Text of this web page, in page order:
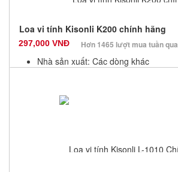
Loa vi tính Kisonli K200 chính hãng
297,000 VNĐ Hơn 1465 lượt mua tuần qua
Nhà sản xuất: Các dòng khác
Số lượng: 100